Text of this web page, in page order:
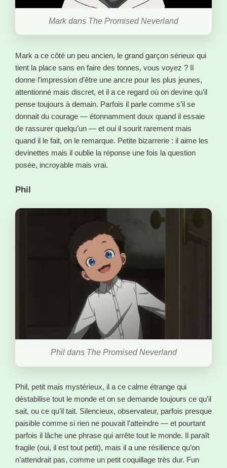
Mark dans The Promised Neverland
Mark a ce côté un peu ancien, le grand garçon sérieux qui
tient la place sans en faire des tonnes, vous voyez ? Il
donne l’impression d’être une ancre pour les plus jeunes,
attentionné mais discret, et il a ce regard où on devine qu’il
pense toujours à demain. Parfois il parle comme s’il se
donnait du courage — étonnamment doux quand il essaie
de rassurer quelqu’un — et oui il sourit rarement mais
quand il le fait, on le remarque. Petite bizarrerie : il aime les
devinettes mais il oublie la réponse une fois la question
posée, incroyable mais vrai.
Phil
Phil dans The Promised Neverland
Phil, petit mais mystérieux, il a ce calme étrange qui
déstabilise tout le monde et on se demande toujours ce qu’il
sait, ou ce qu’il tait. Silencieux, observateur, parfois presque
paisible comme si rien ne pouvait l’atteindre — et pourtant
parfois il lâche une phrase qui arrête tout le monde. Il paraît
fragile (oui, il est tout petit), mais il a une résilience qu’on
n’attendrait pas, comme un petit coquillage très dur. Fun